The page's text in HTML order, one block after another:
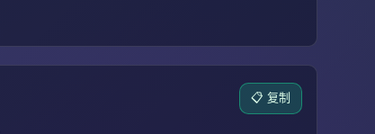
📋 复制